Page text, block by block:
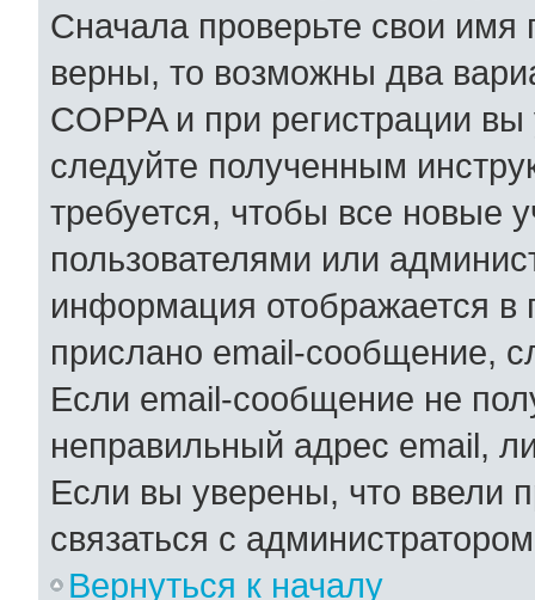
Сначала проверьте свои имя
верны, то возможны два
COPPA и при регистрации
следуйте полученным
требуется, чтобы все новые
пользователями или
информация отображается в
прислано email-сообщение,
Если email-сообщение не
неправильный адрес email,
Если вы уверены, что ввели
связаться с
Вернуться к началу